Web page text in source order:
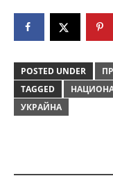
POSTED UNDER
TAGGED
УКРАЙНА